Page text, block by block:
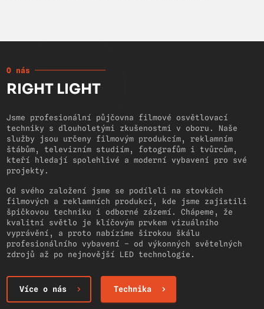
O nás
RIGHT LIGHT
Jsme profesionální půjčovna filmové osvětlovací
techniky s dlouholetými zkušenostmi v oboru. Naše
služby jsou určeny filmovým produkcím, reklamním
štábům, televizním studiím, fotografům i tvůrcům,
kteří hledají spolehlivé a moderní vybavení pro své
projekty.
Od svého založení jsme se podíleli na stovkách
filmových a reklamních produkcí, kde jsme zajistili
špičkovou techniku i odborné zázemí. Chápeme, že
kvalitní světlo je klíčovým prvkem vizuálního
vyprávění, a proto nabízíme širokou škálu
profesionálního vybavení – od výkonných světelných
zdrojů až po nejnovější LED technologie.
Více o nás Technika